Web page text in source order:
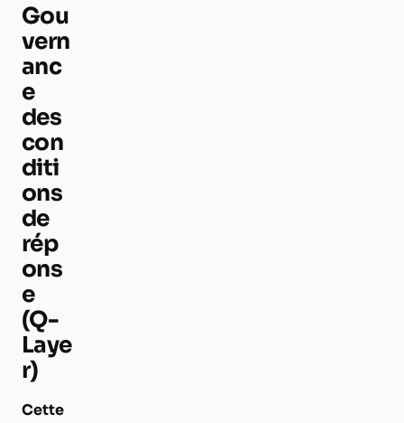
Gou
vern
anc
e
des
con
diti
ons
de
rép
ons
e
(Q-
Laye
r)
Cette